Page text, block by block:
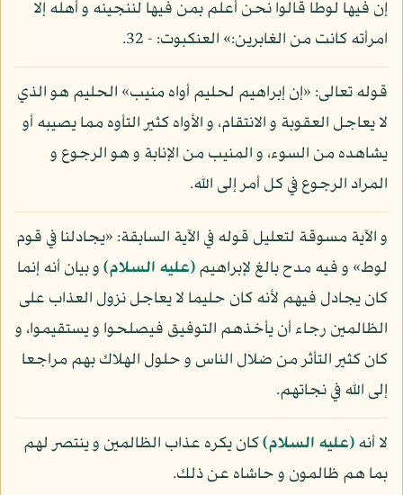
إن فيها لوطا قالوا نحن أعلم بمن فيها لننجينه و أهله إلا
امرأته كانت من الغابرين:» العنكبوت: - 32.
قوله تعالى: «إن إبراهيم لحليم أواه منيب» الحليم هو الذي
لا يعاجل العقوبة و الانتقام، و الأواه كثير التأوه مما يصيبه أو
يشاهده من السوء، و المنيب من الإنابة و هو الرجوع و
المراد الرجوع في كل أمر إلى الله.
و الآية مسوقة لتعليل قوله في الآية السابقة: «يجادلنا في قوم
لوط» و فيه مدح بالغ لإبراهيم(عليه السلام)و بيان أنه إنما
كان يجادل فيهم لأنه كان حليما لا يعاجل نزول العذاب على
الظالمين رجاء أن يأخذهم التوفيق فيصلحوا و يستقيموا، و
كان كثير التأثر من ضلال الناس و حلول الهلاك بهم مراجعا
إلى الله في نجاتهم.
لا أنه(عليه السلام)كان يكره عذاب الظالمين و ينتصر لهم
بما هم ظالمون و حاشاه عن ذلك.